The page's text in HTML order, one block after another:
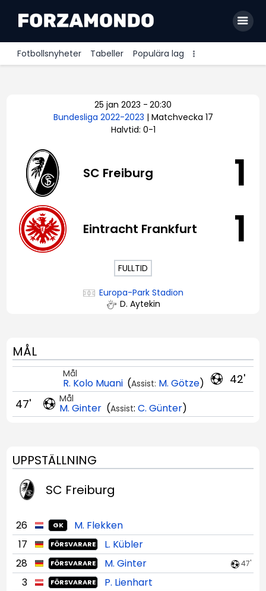
Fotbollsnyheter Tabeller Populära lag
Premier League
Bundesliga
Serie A
Ligue 1
25 jan 2023 - 20:30
Bundesliga 2022-2023 | Matchvecka 17
Halvtid: 0-1
SC Freiburg 1
Eintracht Frankfurt 1
FULLTID
Europa-Park Stadion
D. Aytekin
MÅL
42'
Mål
R. Kolo Muani (Assist: M. Götze)
Mål
M. Ginter (Assist: C. Günter)
47'
UPPSTÄLLNING
SC Freiburg
26 GK
M. Flekken
17
FÖRSVARARE
L. Kübler
28
FÖRSVARARE M. Ginter 47'
3 FÖRSVARARE
P. Lienhart